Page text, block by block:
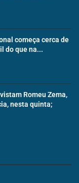
começa cerca de
do que na...
Romeu Zema,
nesta quinta;